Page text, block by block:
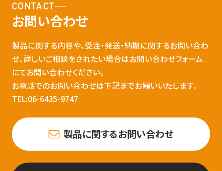
CONTACT
お問い合わせ
製品に関する内容や、受注・発送・納期に関するお問い合わ
せ、詳しいご相談をされたい場合はお問い合わせフォーム
にてお問い合わせください。
お電話でのお問い合わせは下記までお願いいたします。
TEL:06-6435-9747
製品に関するお問い合わせ